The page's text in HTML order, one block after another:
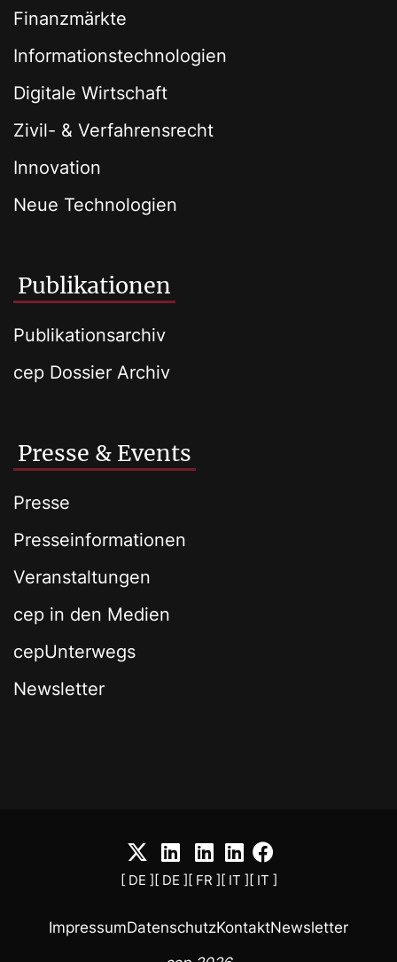
Finanzmärkte
Informationstechnologien
Digitale Wirtschaft
Zivil- & Verfahrensrecht
Innovation
Neue Technologien
Publikationen
Publikationsarchiv
cep Dossier Archiv
Presse & Events
Presse
Presseinformationen
Veranstaltungen
cep in den Medien
cepUnterwegs
Newsletter
[ DE ] [ DE ] [ FR ] [ IT ] [ IT ]
ImpressumDatenschutzKontaktNewsletter